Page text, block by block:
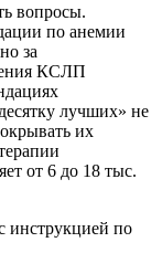
вопросы.
по анемии
за
КСЛП
лучших» не
их
от 6 до 18 тыс.
инструкцией по